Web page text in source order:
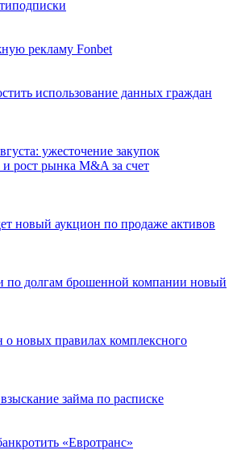
рекламу Fonbet
использование данных граждан
ужесточение закупок
рост рынка M&A за счет
новый аукцион по продаже активов
по долгам брошенной компании новый
о новых правилах комплексного
займа по расписке
«Евротранс»